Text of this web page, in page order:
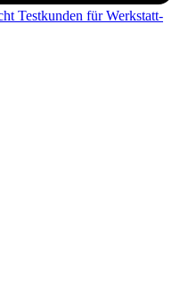
Testkunden für Werkstatt-